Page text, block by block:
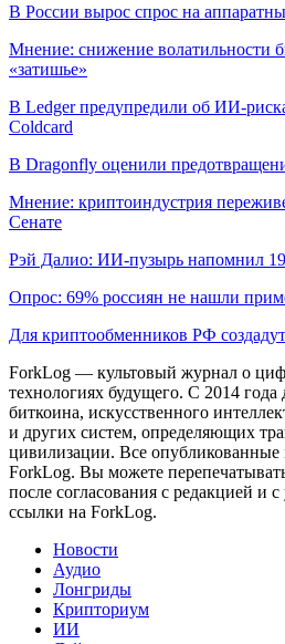
В России вырос спрос на
Мнение: снижение волатильности
«затишье»
В Ledger предупредили об ИИ-
Coldcard
В Dragonfly оценили
Мнение: криптоиндустрия
Сенате
Рэй Далио: ИИ-пузырь напомнил
Опрос: 69% россиян не нашли
Для криптообменников РФ
ForkLog — культовый журнал о
технологиях будущего. С 2014
биткоина, искусственного
и других систем, определяющих
цивилизации. Все
ForkLog. Вы можете
после согласования с редакцией и
ссылки на ForkLog.
Новости
Аудио
Лонгриды
Крипториум
ИИ